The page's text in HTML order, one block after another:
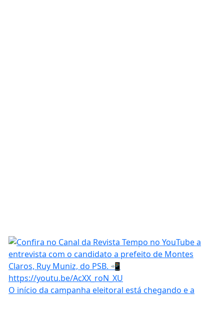
O início da campanha eleitoral está chegando e a